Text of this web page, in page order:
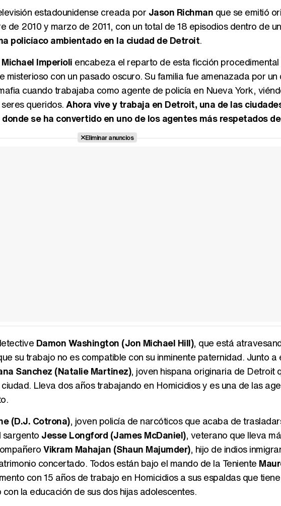
estadounidense creada por Jason Richman que se emitió
de 2010 y marzo de 2011, con un total de 18 episodios dentro de
policíaco ambientado en la ciudad de Detroit.
Michael Imperioli encabeza el reparto de esta ficción
misterioso con un pasado oscuro. Su familia fue amenazada por un
cuando trabajaba como agente de policía en Nueva York,
queridos.Ahora vive y trabaja en Detroit, una de las
se ha convertido en uno de los agentes más respetados
Eliminar anuncios
Damon Washington (Jon Michael Hill), que está
su trabajo no es compatible con su inminente paternidad. Junto a
Sanchez (Natalie Martinez), joven hispana originaria de Detroit
Lleva dos años trabajando en Homicidios y es una de las
(D.J. Cotrona), joven policía de narcóticos que acaba de
sargento Jesse Longford (James McDaniel), veterano que lleva
Vikram Mahajan (Shaun Majumder), hijo de indios
concertado. Todos están bajo el mando de la Teniente
con 15 años de trabajo en Homicidios a sus espaldas que
la educación de sus dos hijas adolescentes.